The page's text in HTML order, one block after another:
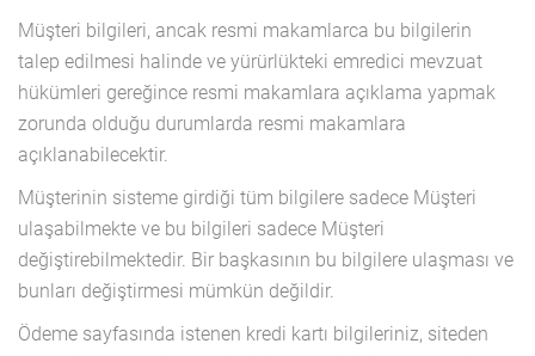
Müşteri bilgileri, ancak resmi makamlarca bu bilgilerin
talep edilmesi halinde ve yürürlükteki emredici mevzuat
hükümleri gereğince resmi makamlara açıklama yapmak
zorunda olduğu durumlarda resmi makamlara
açıklanabilecektir.
Müşterinin sisteme girdiği tüm bilgilere sadece Müşteri
ulaşabilmekte ve bu bilgileri sadece Müşteri
değiştirebilmektedir. Bir başkasının bu bilgilere ulaşması ve
bunları değiştirmesi mümkün değildir.
Ödeme sayfasında istenen kredi kartı bilgileriniz, siteden